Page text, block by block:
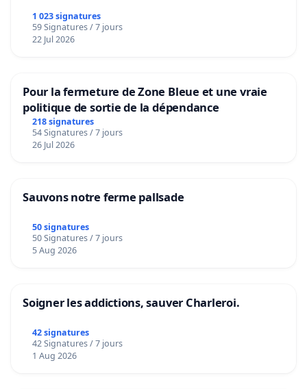
1 023 signatures
59 Signatures / 7 jours
22 Jul 2026
Pour la fermeture de Zone Bleue et une vraie
politique de sortie de la dépendance
218 signatures
54 Signatures / 7 jours
26 Jul 2026
Sauvons notre ferme pallsade
50 signatures
50 Signatures / 7 jours
5 Aug 2026
Soigner les addictions, sauver Charleroi.
42 signatures
42 Signatures / 7 jours
1 Aug 2026